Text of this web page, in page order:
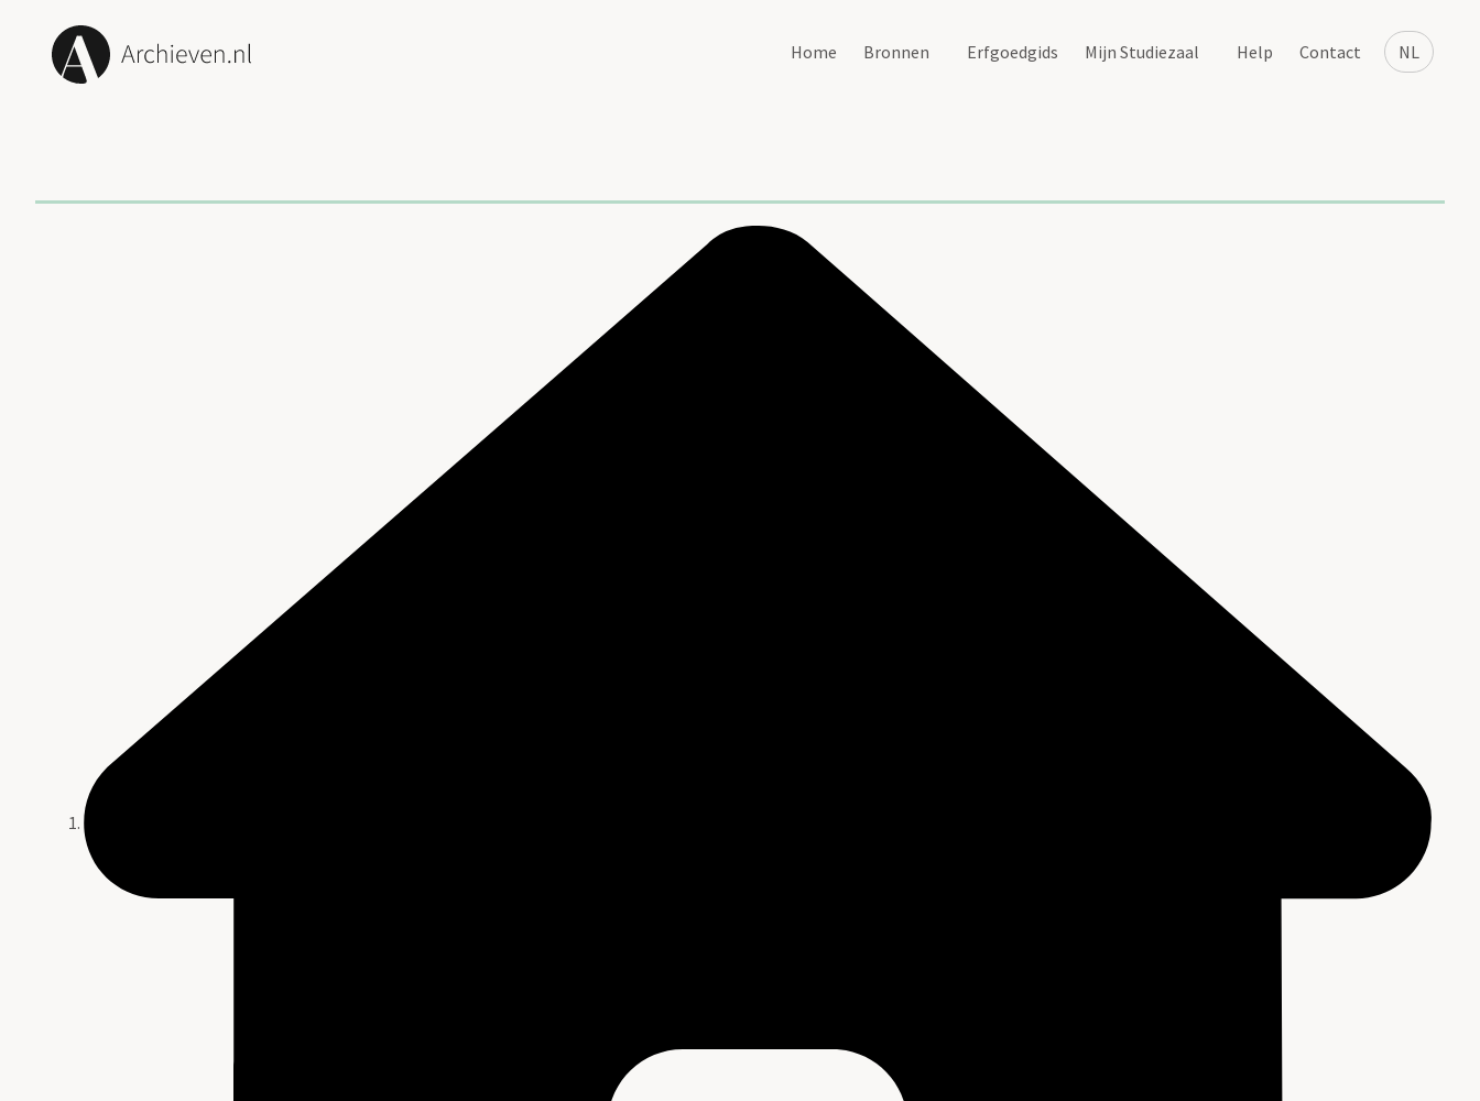
NL
Home Bronnen Erfgoedgids Mijn Studiezaal Help Contact